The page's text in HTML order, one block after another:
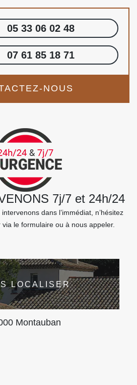
05 33 06 02 48
07 61 85 18 71
NOUS
7j/7 et 24h/24
dans l’immédiat, n’hésitez
le formulaire ou à nous appeler.
LOCALISER
Montauban